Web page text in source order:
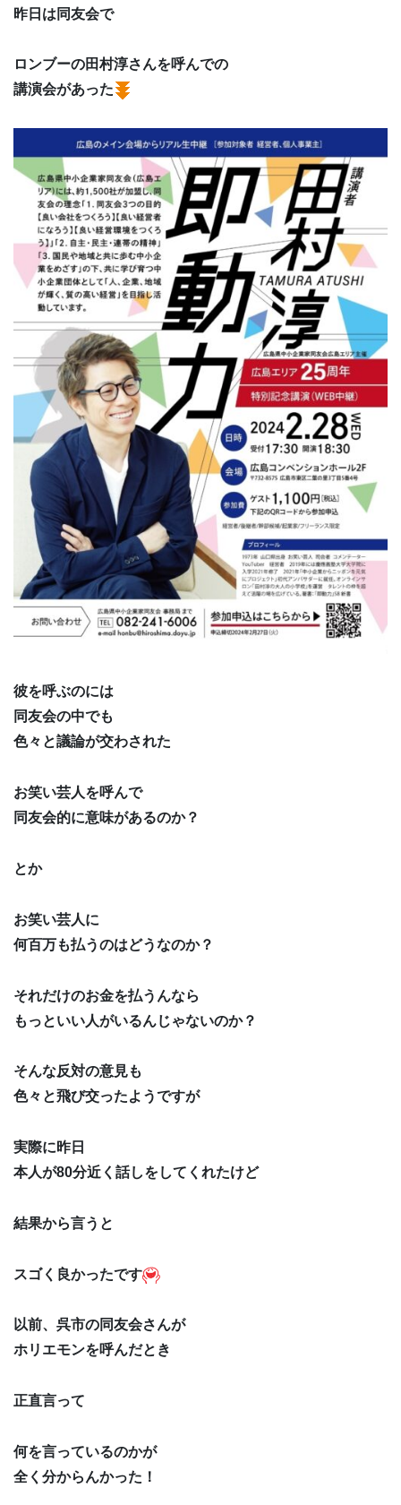
昨日は同友会で
ロンブーの田村淳さんを呼んでの
講演会があった
彼を呼ぶのには
同友会の中でも
色々と議論が交わされた
お笑い芸人を呼んで
同友会的に意味があるのか？
とか
お笑い芸人に
何百万も払うのはどうなのか？
それだけのお金を払うんなら
もっといい人がいるんじゃないのか？
そんな反対の意見も
色々と飛び交ったようですが
実際に昨日
本人が80分近く話しをしてくれたけど
結果から言うと
スゴく良かったです
以前、呉市の同友会さんが
ホリエモンを呼んだとき
正直言って
何を言っているのかが
全く分からんかった！